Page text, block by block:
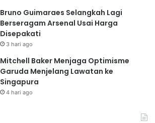
Bruno Guimaraes Selangkah Lagi
Berseragam Arsenal Usai Harga
Disepakati
3 hari ago
Mitchell Baker Menjaga Optimisme
Garuda Menjelang Lawatan ke
Singapura
4 hari ago